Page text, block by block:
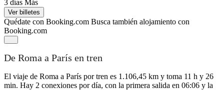
3 días Más
Ver billetes
Quédate con Booking.com Busca también alojamiento con
Booking.com
De Roma a París en tren
El viaje de Roma a París por tren es 1.106,45 km y toma 11 h y 26
min. Hay 2 conexiones por día, con la primera salida en 06:06 y la